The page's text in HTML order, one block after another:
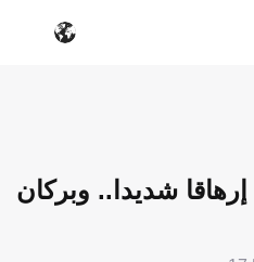
شديدا.. وبركان